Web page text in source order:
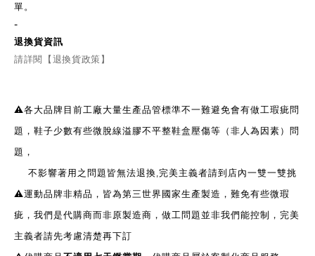
單。
-
退換貨資訊
請詳閱【退換貨政策】
⚠️各大品牌目前工廠大量生產品管標準不一難避免會有做工瑕疵問
題，鞋子少數有些微脫線溢膠不平整鞋盒壓傷等（非人為因素）問
題，
不影響著用之問題皆無法退換,完美主義者請到店內一雙一雙挑
⚠️運動品牌非精品，皆為第三世界國家生產製造，難免有些微瑕
疵，我們是代購商而非原製造商，做工問題並非我們能控制，完美
主義者請先考慮清楚再下訂